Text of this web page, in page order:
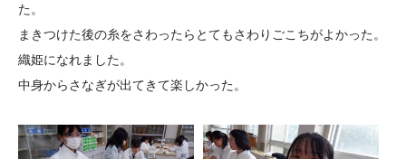
た。
まきつけた後の糸をさわったらとてもさわりごこちがよかった。
織姫になれました。
中身からさなぎが出てきて楽しかった。